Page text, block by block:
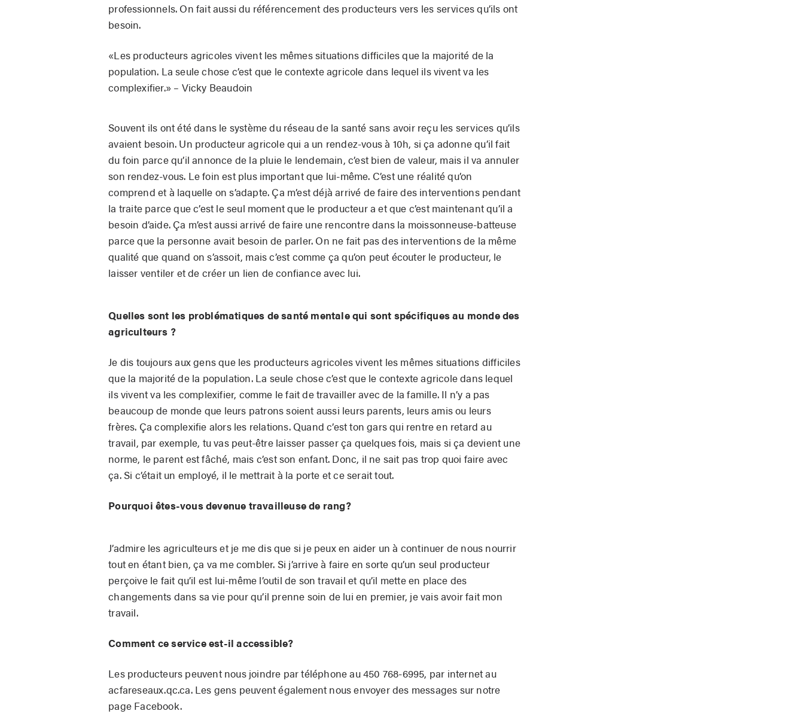
professionnels. On fait aussi du référencement des producteurs vers les services qu’ils ont
besoin.
«Les producteurs agricoles vivent les mêmes situations difficiles que la majorité de la
population. La seule chose c’est que le contexte agricole dans lequel ils vivent va les
complexifier.» – Vicky Beaudoin
Souvent ils ont été dans le système du réseau de la santé sans avoir reçu les services qu’ils
avaient besoin. Un producteur agricole qui a un rendez-vous à 10h, si ça adonne qu’il fait
du foin parce qu’il annonce de la pluie le lendemain, c’est bien de valeur, mais il va annuler
son rendez-vous. Le foin est plus important que lui-même. C’est une réalité qu’on
comprend et à laquelle on s’adapte. Ça m’est déjà arrivé de faire des interventions pendant
la traite parce que c’est le seul moment que le producteur a et que c’est maintenant qu’il a
besoin d’aide. Ça m’est aussi arrivé de faire une rencontre dans la moissonneuse-batteuse
parce que la personne avait besoin de parler. On ne fait pas des interventions de la même
qualité que quand on s’assoit, mais c’est comme ça qu’on peut écouter le producteur, le
laisser ventiler et de créer un lien de confiance avec lui.
Quelles sont les problématiques de santé mentale qui sont spécifiques au monde des
agriculteurs ?
Je dis toujours aux gens que les producteurs agricoles vivent les mêmes situations difficiles
que la majorité de la population. La seule chose c’est que le contexte agricole dans lequel
ils vivent va les complexifier, comme le fait de travailler avec de la famille. Il n’y a pas
beaucoup de monde que leurs patrons soient aussi leurs parents, leurs amis ou leurs
frères. Ça complexifie alors les relations. Quand c’est ton gars qui rentre en retard au
travail, par exemple, tu vas peut-être laisser passer ça quelques fois, mais si ça devient une
norme, le parent est fâché, mais c’est son enfant. Donc, il ne sait pas trop quoi faire avec
ça. Si c’était un employé, il le mettrait à la porte et ce serait tout.
Pourquoi êtes-vous devenue travailleuse de rang?
J’admire les agriculteurs et je me dis que si je peux en aider un à continuer de nous nourrir
tout en étant bien, ça va me combler. Si j’arrive à faire en sorte qu’un seul producteur
perçoive le fait qu’il est lui-même l’outil de son travail et qu’il mette en place des
changements dans sa vie pour qu’il prenne soin de lui en premier, je vais avoir fait mon
travail.
Comment ce service est-il accessible?
Les producteurs peuvent nous joindre par téléphone au 450 768-6995, par internet au
acfareseaux.qc.ca. Les gens peuvent également nous envoyer des messages sur notre
page Facebook.